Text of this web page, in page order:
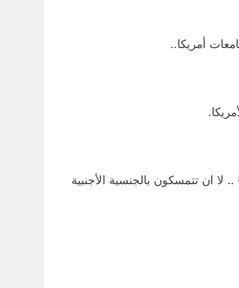
أمريكا..
لا ان تتمسكون بالجنسية الأجنبية